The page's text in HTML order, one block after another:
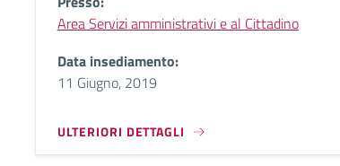
Area Servizi amministrativi e al Cittadino
Data insediamento:
11 Giugno, 2019
ULTERIORI DETTAGLI